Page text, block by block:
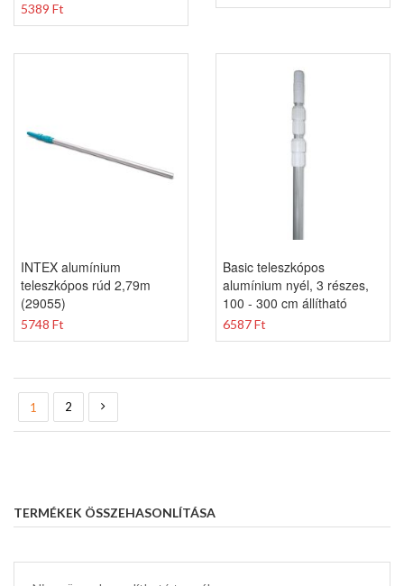
5389 Ft
INTEX alumínium
teleszkópos rúd 2,79m
(29055)
5748 Ft
Basic teleszkópos
alumínium nyél, 3 részes,
100 - 300 cm állítható
6587 Ft
You're currently reading page
1
Oldal
2
Oldal
Következő
TERMÉKEK ÖSSZEHASONLÍTÁSA